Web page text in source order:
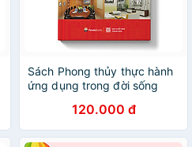
Sách Phong thủy thực hành
ứng dụng trong đời sống
120.000 đ